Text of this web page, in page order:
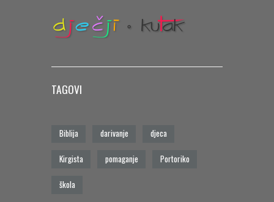
TAGOVI
Biblija darivanje djeca
Kirgista pomaganje Portoriko
škola